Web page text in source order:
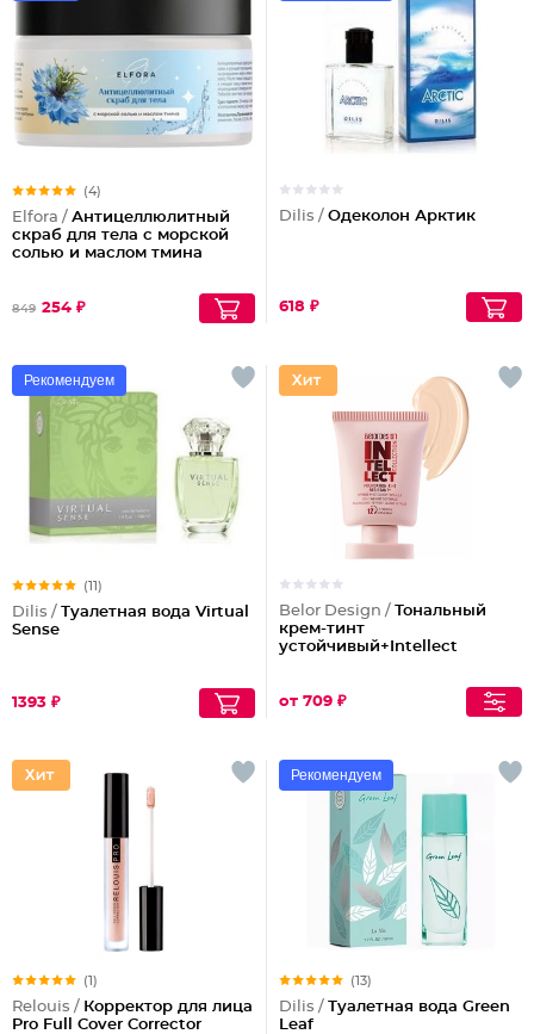
(4)
Elfora / Антицеллюлитный
скраб для тела с морской
солью и маслом тмина
849 254 ₽
Dilis / Одеколон Арктик
618 ₽
Рекомендуем
(11)
Dilis / Туалетная вода Virtual
Sense
1393 ₽
Belor Design / Тональный
крем-тинт
устойчивый+Intellect
от 709 ₽
(1)
Relouis / Корректор для лица
Pro Full Cover Corrector
Рекомендуем
(13)
Dilis / Туалетная вода Green
Leaf